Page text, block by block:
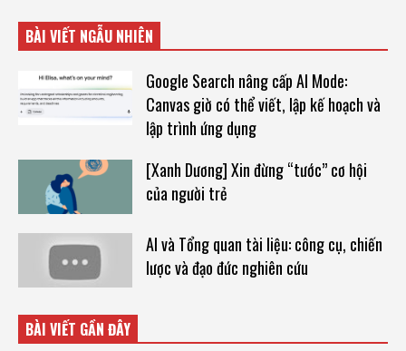
BÀI VIẾT NGẪU NHIÊN
Google Search nâng cấp AI Mode:
Canvas giờ có thể viết, lập kế hoạch và
lập trình ứng dụng
[Xanh Dương] Xin đừng “tước” cơ hội
của người trẻ
AI và Tổng quan tài liệu: công cụ, chiến
lược và đạo đức nghiên cứu
BÀI VIẾT GẦN ĐÂY